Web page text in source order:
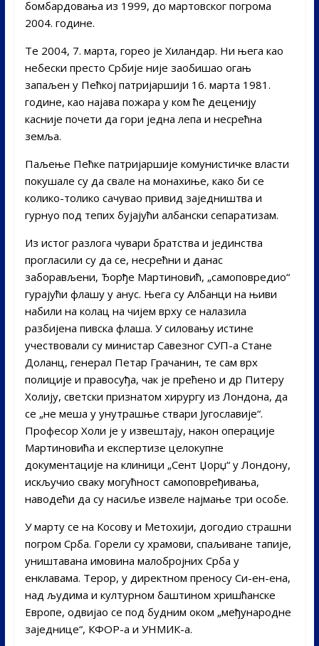
бомбардовања из 1999, до мартовског погрома
2004. године.
Те 2004, 7. марта, горео је Хиландар. Ни њега као
небески престо Србије није заобишао огањ
запаљен у Пећкој патријаршији 16. марта 1981.
године, као најава пожара у ком ће деценију
касније почети да гори једна лепа и несрећна
земља.
Паљење Пећке патријаршије комунистичке власти
покушале су да свале на монахиње, како би се
колико-толико сачувао привид заједништва и
гурнуо под тепих бујајући албански сепаратизам.
Из истог разлога чувари братства и јединства
прогласили су да се, несрећни и данас
заборављени, Ђорђе Мартиновић, „самоповредио“
гурајући флашу у анус. Њега су Албанци на њиви
набили на колац на чијем врху се налазила
разбијена пивска флаша. У силовању истине
учествовали су министар Савезног СУП-а Стане
Доланц, генерал Петар Грачанин, те сам врх
полиције и правосуђа, чак је прећено и др Питеру
Холију, светски признатом хирургу из Лондона, да
се „не меша у унутрашње ствари Југославије“.
Професор Холи је у извештају, након операције
Мартиновића и експертизе целокупне
документације на клиници „Сент Џорџ“ у Лондону,
искључио сваку могућност самоповређивања,
наводећи да су насиље извеле најмање три особе.
У марту се на Косову и Метохији, догодио страшни
погром Срба. Горели су храмови, спаљиване тапије,
уништавана имовина малобројних Срба у
енклавама. Терор, у директном преносу Си-ен-ена,
над људима и културном баштином хришћанске
Европе, одвијао се под будним оком „међународне
заједнице“, КФОР-а и УНМИК-а.